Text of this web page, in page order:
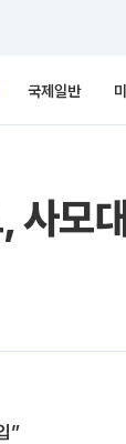
국제일반
사모
”